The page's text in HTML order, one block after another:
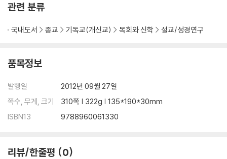
서른여섯 번째 문단 롬 15:1-6 약한 자의 짐을 지십시오
서른여덟 번째 문단 롬 15:14-21 이방인을 위한 바울의 제사장의 사역
마흔 번째 문단 롬 15:25-32 바울의 예루살렘 방문
마흔두 번째 문단 롬 16:17-27 거짓 교사들에 대한 경고의 송영
로마서의 중요성
로마서의 저술 목적
관련 분류
국내도서 종교 기독교(개신교) 목회와 신학 설교/성경연구
품목정보
발행일
2012년 09월 27일
쪽수, 무게, 크기
310쪽 | 322g | 135*190*30mm
ISBN13
9788960061330
리뷰/한줄평 0